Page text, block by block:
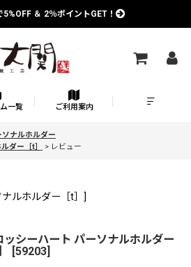
5%OFF ＆ 2％ポイントGET！
一覧 ご利用案内
ソナルホルダー
ダー［t］ > レビュー
ルホルダー［t］ ]
ッシーハート パーソナルホルダー
[59203]